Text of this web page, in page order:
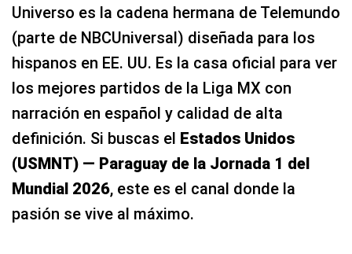
Universo es la cadena hermana de Telemundo
(parte de NBCUniversal) diseñada para los
hispanos en EE. UU. Es la casa oficial para ver
los mejores partidos de la Liga MX con
narración en español y calidad de alta
definición. Si buscas el Estados Unidos
(USMNT) — Paraguay de la Jornada 1 del
Mundial 2026, este es el canal donde la
pasión se vive al máximo.